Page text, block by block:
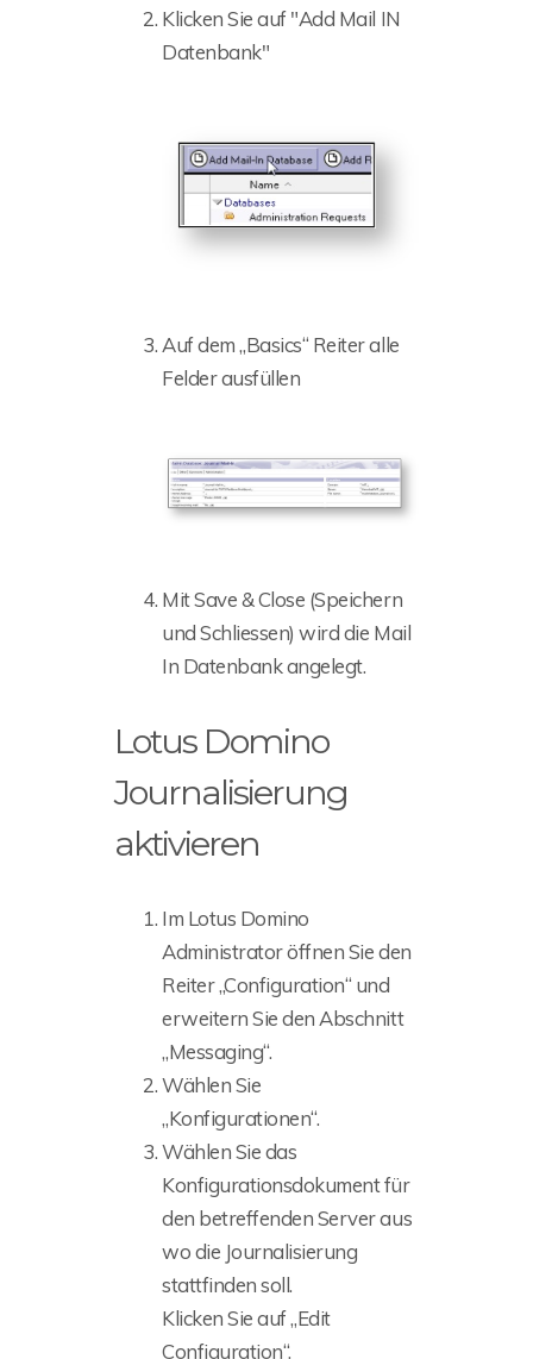
Klicken Sie auf "Add Mail IN
Datenbank"
Auf dem „Basics“ Reiter alle
Felder ausfüllen
Mit Save & Close (Speichern
und Schliessen) wird die Mail
In Datenbank angelegt.
Lotus Domino
Journalisierung
aktivieren
Im Lotus Domino
Administrator öffnen Sie den
Reiter „Configuration“ und
erweitern Sie den Abschnitt
„Messaging“.
Wählen Sie
„Konfigurationen“.
Wählen Sie das
Konfigurationsdokument für
den betreffenden Server aus
wo die Journalisierung
stattfinden soll.
Klicken Sie auf „Edit
Configuration“.